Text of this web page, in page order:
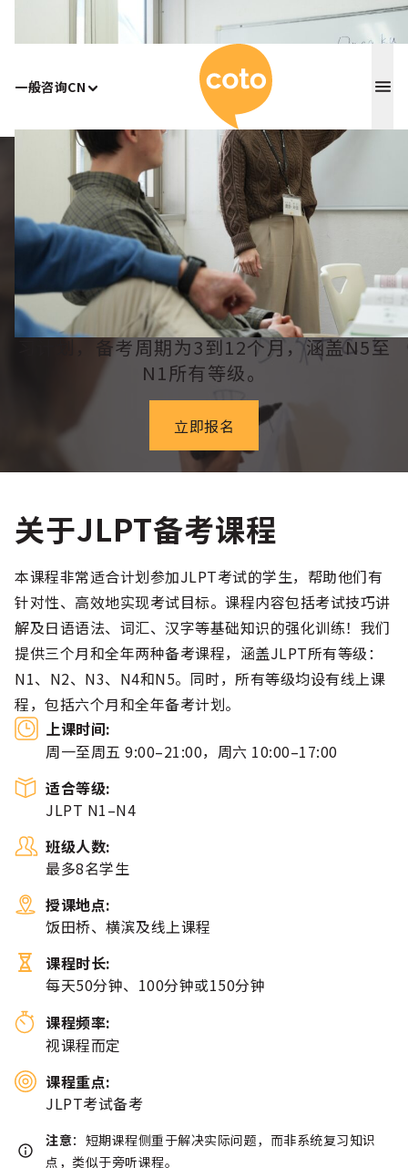
一般咨询CN Coto 日本
JLPT备考课程
JLPT备考课程
在东京或横滨通过JLPT考试！我们提供由
专家指导的备考课程、模拟考试及结构化学
习计划，备考周期为3到12个月，涵盖N5至
N1所有等级。
立即报名
关于JLPT备考课程
本课程非常适合计划参加JLPT考试的学生，帮助他们有
针对性、高效地实现考试目标。课程内容包括考试技巧讲
解及日语语法、词汇、汉字等基础知识的强化训练！我们
提供三个月和全年两种备考课程，涵盖JLPT所有等级：
N1、N2、N3、N4和N5。同时，所有等级均设有线上课
程，包括六个月和全年备考计划。
上课时间:
周一至周五 9:00–21:00，周六 10:00–17:00
适合等级:
JLPT N1–N4
班级人数:
最多8名学生
授课地点:
饭田桥、横滨及线上课程
课程时长:
每天50分钟、100分钟或150分钟
课程频率:
视课程而定
课程重点:
JLPT考试备考
注意：短期课程侧重于解决实际问题，而非系统复习知识
点，类似于旁听课程。